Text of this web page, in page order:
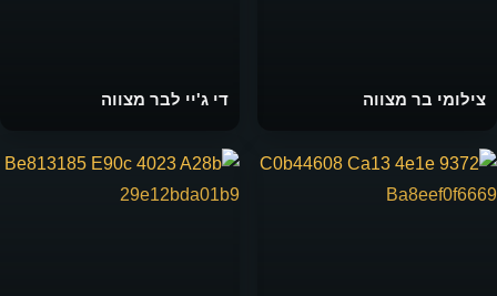
צילומי בר מצווה די ג'יי לבר מצווה